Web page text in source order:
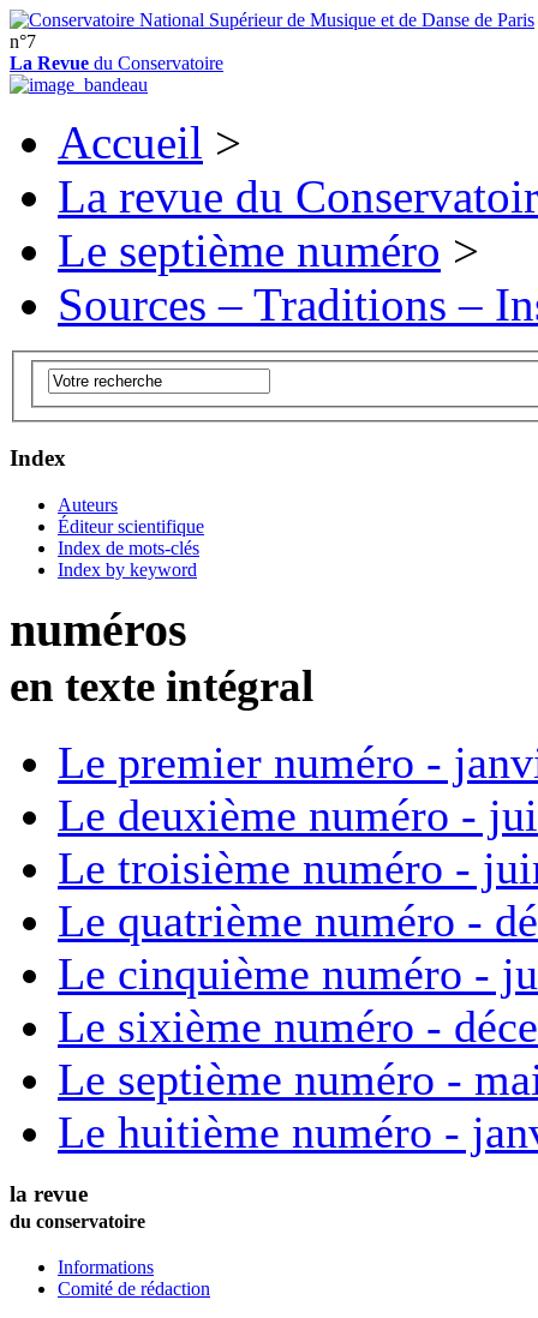
n°7
La Revue du Conservatoire
Accueil >
La revue du
Le septième numéro >
Sources – Traditions –
Index
Auteurs
Éditeur scientifique
Index de mots-clés
Index by keyword
numéros
en texte intégral
Le premier numéro -
Le deuxième numéro -
Le troisième numéro -
Le quatrième numéro -
Le cinquième numéro -
Le sixième numéro -
Le septième numéro -
Le huitième numéro -
la revue
du conservatoire
Informations
Comité de rédaction